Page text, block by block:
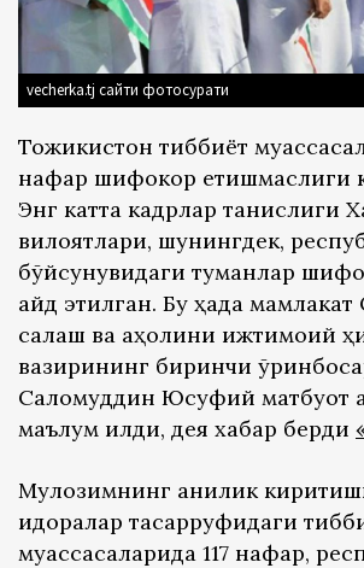
vecherka.tj сайти фотосурати
Тожикистон тиббиёт
нафар шифокор етишмаслиги
Энг катта кадрлар танқислиги
вилоятлари, шунингдек,
бўйсунувидаги туманлар
қайд этилган. Бу ҳақда мамлакат
сақлаш ва аҳолини ижтимоий
вазирининг биринчи
Саломуддин Юсуфий матбуот
маълум қилди, дея хабар берди
Мулозимнинг аниқлик
идоралар тасарруфидаги
муассасаларида 117 нафар,